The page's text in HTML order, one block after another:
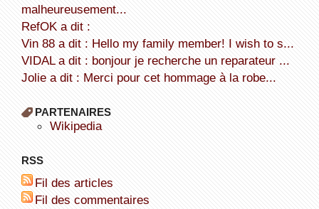
malheureusement...
refOK a dit :
Vin 88 a dit : Hello my family member! I wish to s...
VIDAL a dit : bonjour je recherche un reparateur ...
Jolie a dit : Merci pour cet hommage à la robe...
PARTENAIRES
wikipedia
RSS
Fil des articles
Fil des commentaires